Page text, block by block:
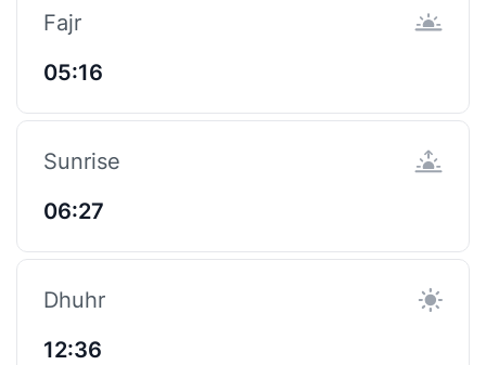
Fajr
05:16
Sunrise
06:27
Dhuhr
12:36